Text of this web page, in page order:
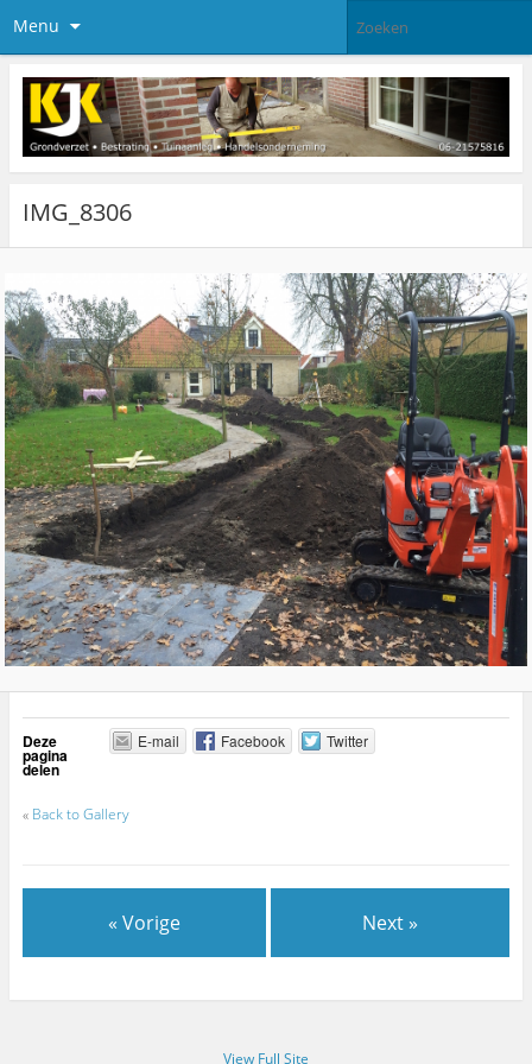
Menu
IMG_8306
Deze
pagina
delen
E-mail Facebook Twitter
« Back to Gallery
« Vorige Next »
View Full Site